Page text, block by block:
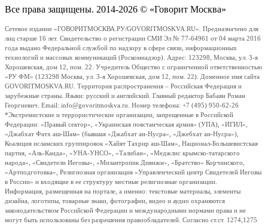
Все права защищены. 2014-2026 © «Говорит Москва»
Сетевое издание «ГОВОРИТМОСКВА.РУ/GOVORITMOSKVA.RU». Предназначено для
лиц старше 16 лет. Свидетельство о регистрации СМИ Эл № 77-64961 от 04 марта 2016
года выдано Федеральной службой по надзору в сфере связи, информационных
технологий и массовых коммуникаций (Роскомнадзор). Адрес: 123298, Москва, ул. 3-я
Хорошевская, дом 12, пом. 22. Учредитель Общество с ограниченной ответственностью
«РУ ФМ» (123298 Москва, ул. 3-я Хорошевская, дом 12, пом. 22). Доменное имя сайта
GOVORITMOSKVA.RU. Территория распространения – Российская Федерация и
зарубежные страны. Языки: русский и английский. Главный редактор Бабаян Роман
Георгиевич. Email: info@govoritmoskva.ru. Номер телефона: +7 (495) 950-62-26
*Экстремистские и террористические организации, запрещенные в Российской
Федерации: «Правый сектор», «Украинская повстанческая армия» (УПА), «ИГИЛ»,
«Джабхат Фатх аш-Шам» (бывшая «Джабхат ан-Нусра», «Джебхат ан-Нусра»),
Коалиция исламских группировок «Хайят Тахрир аш-Шам», Национал-Большевистская
партия, «Аль-Каида», «УНА-УНСО», «Талибан», «Меджлис крымско-татарского
народа», «Свидетели Иеговы», «Мизантропик Дивижн», «Братство» Корчинского,
«Артподготовка», Религиозная организация «Управленческий центр Свидетелей Иеговы
в России» и входящие в ее структуру местные религиозные организации.
Информация, размещенная на портале, а именно: текстовые материалы, элементы
дизайна, логотипы, товарные знаки, фотографии, видео и аудио охраняются
законодательством Российской Федерации и международными нормами права и не
могут быть использованы без разрешения правообладателей. Согласно ст.ст. 1274,1275